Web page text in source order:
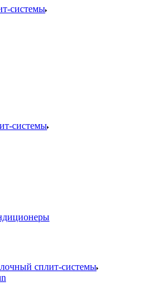
системы
системы
сплит-системы